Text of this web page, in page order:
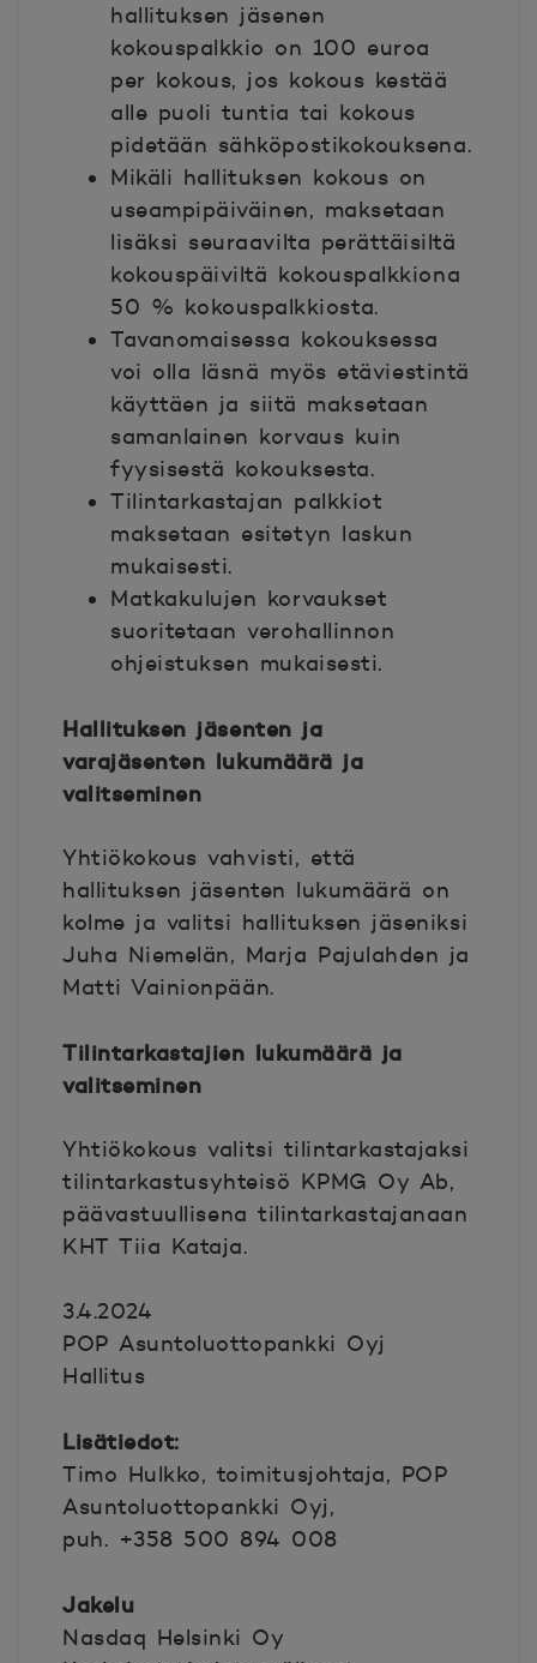
hallituksen jäsenen
kokouspalkkio on 100 euroa
per kokous, jos kokous kestää
alle puoli tuntia tai kokous
pidetään sähköpostikokouksena.
Mikäli hallituksen kokous on
useampipäiväinen, maksetaan
lisäksi seuraavilta perättäisiltä
kokouspäiviltä kokouspalkkiona
50 % kokouspalkkiosta.
Tavanomaisessa kokouksessa
voi olla läsnä myös etäviestintä
käyttäen ja siitä maksetaan
samanlainen korvaus kuin
fyysisestä kokouksesta.
Tilintarkastajan palkkiot
maksetaan esitetyn laskun
mukaisesti.
Matkakulujen korvaukset
suoritetaan verohallinnon
ohjeistuksen mukaisesti.
Hallituksen jäsenten ja
varajäsenten lukumäärä ja
valitseminen
Yhtiökokous vahvisti, että
hallituksen jäsenten lukumäärä on
kolme ja valitsi hallituksen jäseniksi
Juha Niemelän, Marja Pajulahden ja
Matti Vainionpään.
Tilintarkastajien lukumäärä ja
valitseminen
Yhtiökokous valitsi tilintarkastajaksi
tilintarkastusyhteisö KPMG Oy Ab,
päävastuullisena tilintarkastajanaan
KHT Tiia Kataja.
3.4.2024
POP Asuntoluottopankki Oyj
Hallitus
Lisätiedot:
Timo Hulkko, toimitusjohtaja, POP
Asuntoluottopankki Oyj,
puh. +358 500 894 008
Jakelu
Nasdaq Helsinki Oy